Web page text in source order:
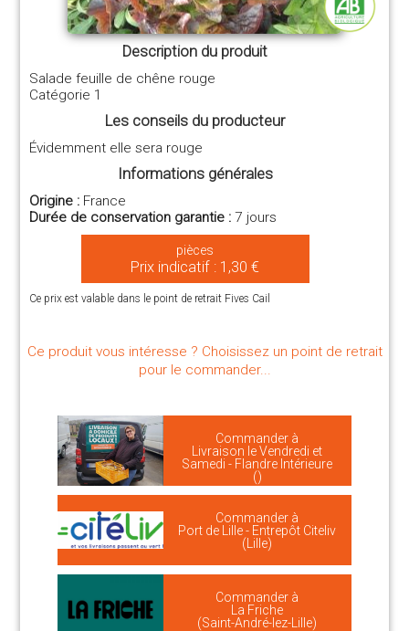
Description du produit
Salade feuille de chêne rouge
Catégorie 1
Les conseils du producteur
Évidemment elle sera rouge
Informations générales
Origine : France
Durée de conservation garantie :7 jours
pièces
Prix indicatif : 1,30 €
Ce prix est valable dans le point de retrait Fives Cail
Ce produit vous intéresse ? Choisissez un point de retrait
pour le commander...
Commander à
Livraison le Vendredi et
Samedi - Flandre Intérieure
()
Commander à
Port de Lille - Entrepôt Citeliv
(Lille)
Commander à
La Friche
(Saint-André-lez-Lille)